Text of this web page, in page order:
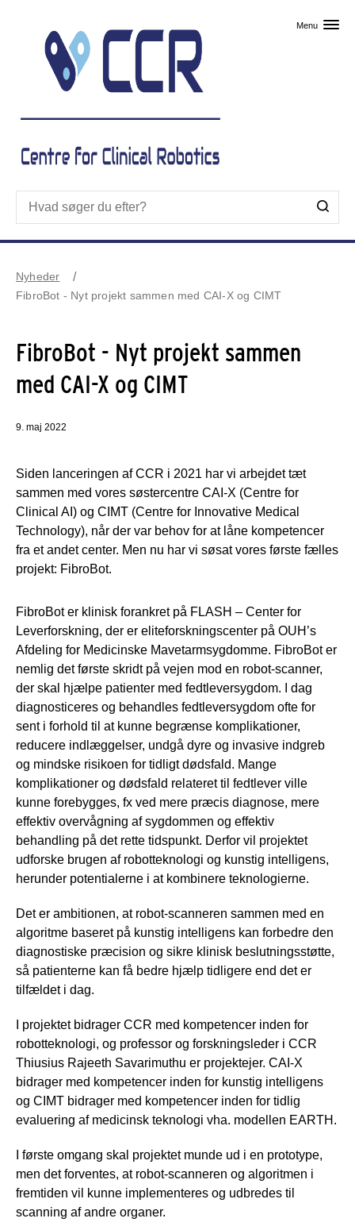
Menu
Nyheder
FibroBot - Nyt projekt sammen med CAI-X og CIMT
FibroBot - Nyt projekt sammen
med CAI-X og CIMT
9. maj 2022
Siden lanceringen af CCR i 2021 har vi arbejdet tæt
sammen med vores søstercentre CAI-X (Centre for
Clinical AI) og CIMT (Centre for Innovative Medical
Technology), når der var behov for at låne kompetencer
fra et andet center. Men nu har vi søsat vores første fælles
projekt: FibroBot.
FibroBot er klinisk forankret på FLASH – Center for
Leverforskning, der er eliteforskningscenter på OUH’s
Afdeling for Medicinske Mavetarmsygdomme. FibroBot er
nemlig det første skridt på vejen mod en robot-scanner,
der skal hjælpe patienter med fedtleversygdom. I dag
diagnosticeres og behandles fedtleversygdom ofte for
sent i forhold til at kunne begrænse komplikationer,
reducere indlæggelser, undgå dyre og invasive indgreb
og mindske risikoen for tidligt dødsfald. Mange
komplikationer og dødsfald relateret til fedtlever ville
kunne forebygges, fx ved mere præcis diagnose, mere
effektiv overvågning af sygdommen og effektiv
behandling på det rette tidspunkt. Derfor vil projektet
udforske brugen af robotteknologi og kunstig intelligens,
herunder potentialerne i at kombinere teknologierne.
Det er ambitionen, at robot-scanneren sammen med en
algoritme baseret på kunstig intelligens kan forbedre den
diagnostiske præcision og sikre klinisk beslutningsstøtte,
så patienterne kan få bedre hjælp tidligere end det er
tilfældet i dag.
I projektet bidrager CCR med kompetencer inden for
robotteknologi, og professor og forskningsleder i CCR
Thiusius Rajeeth Savarimuthu er projektejer. CAI-X
bidrager med kompetencer inden for kunstig intelligens
og CIMT bidrager med kompetencer inden for tidlig
evaluering af medicinsk teknologi vha. modellen EARTH.
I første omgang skal projektet munde ud i en prototype,
men det forventes, at robot-scanneren og algoritmen i
fremtiden vil kunne implementeres og udbredes til
scanning af andre organer.